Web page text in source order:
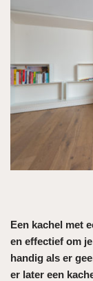
Een kachel met
en effectief om
handig als er
er later een